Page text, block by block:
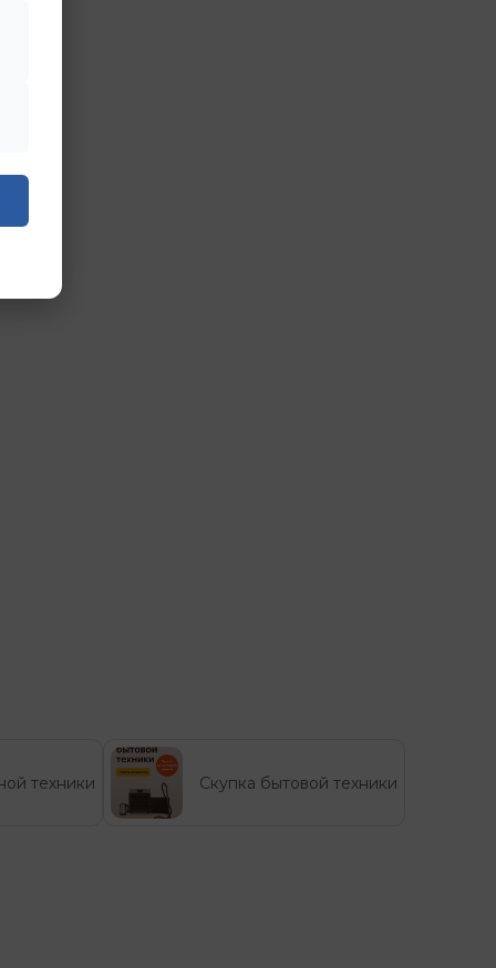
техники Скупка бытовой техники